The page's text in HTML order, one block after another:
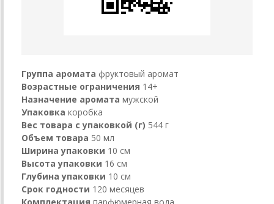
Группа аромата фруктовый аромат
Возрастные ограничения 14+
Назначение аромата мужской
Упаковка коробка
Вес товара с упаковкой (г) 544 г
Объем товара 50 мл
Ширина упаковки 10 см
Высота упаковки 16 см
Глубина упаковки 10 см
Срок годности 120 месяцев
Комплектация парфюмерная вода